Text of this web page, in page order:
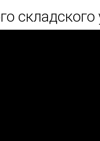
складского